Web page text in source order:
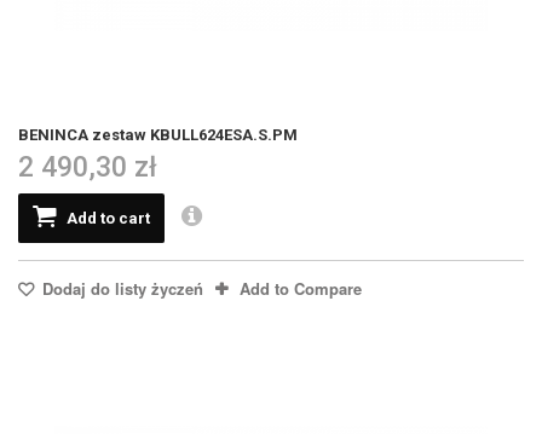
BENINCA zestaw KBULL624ESA.S.PM
2 490,30 zł
Add to cart
Dodaj do listy życzeń Add to Compare